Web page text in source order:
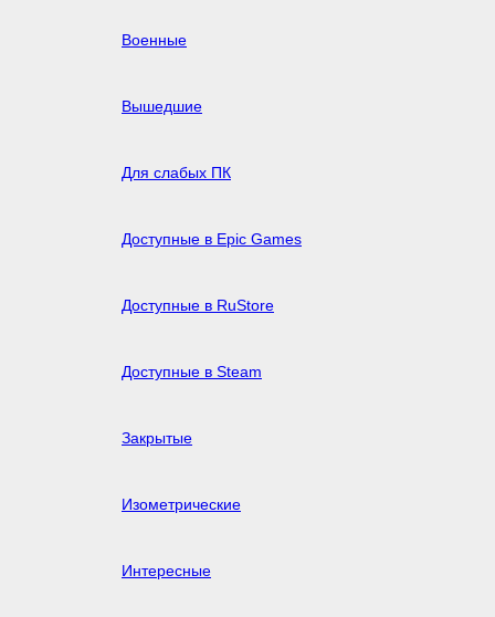
Военные
Вышедшие
Для слабых ПК
Доступные в Epic Games
Доступные в RuStore
Доступные в Steam
Закрытые
Изометрические
Интересные